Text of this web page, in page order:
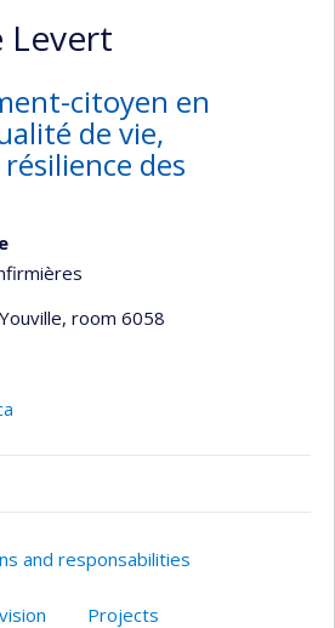
Levert
citoyen en
de vie,
des
, room 6058
and responsabilities
Projects